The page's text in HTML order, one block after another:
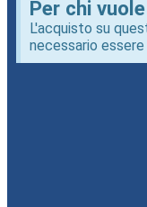
Per chi
L'acquisto su
necessario